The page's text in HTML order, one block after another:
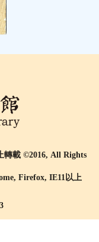
轉載 ©2016, All Rights
Firefox, IE11以上